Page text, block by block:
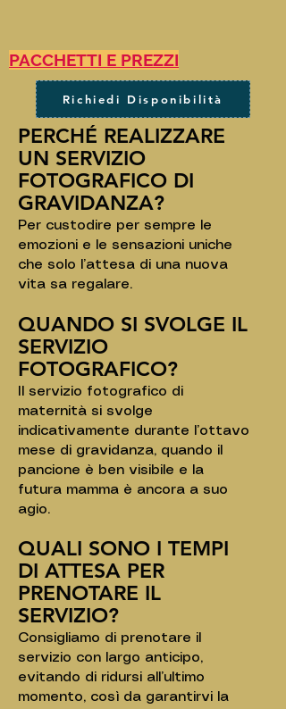
PACCHETTI E PREZZI
Richiedi Disponibilità
PERCHÉ REALIZZARE
UN SERVIZIO
FOTOGRAFICO DI
GRAVIDANZA?
Per custodire per sempre le
emozioni e le sensazioni uniche
che solo l’attesa di una nuova
vita sa regalare.
QUANDO SI SVOLGE IL
SERVIZIO
FOTOGRAFICO?
Il servizio fotografico di
maternità si svolge
indicativamente durante l’ottavo
mese di gravidanza, quando il
pancione è ben visibile e la
futura mamma è ancora a suo
agio.
QUALI SONO I TEMPI
DI ATTESA PER
PRENOTARE IL
SERVIZIO?
Consigliamo di prenotare il
servizio con largo anticipo,
evitando di ridursi all’ultimo
momento, così da garantirvi la